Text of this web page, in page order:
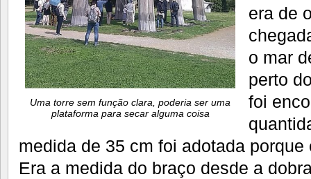
Uma torre sem função clara, poderia ser uma
plataforma para secar alguma coisa
era de
o mar
perto
foi
medida de 35 cm foi adotada
Era a medida do braço desde a